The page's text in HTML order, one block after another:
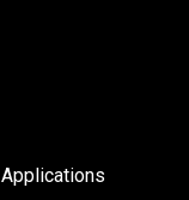
Applications